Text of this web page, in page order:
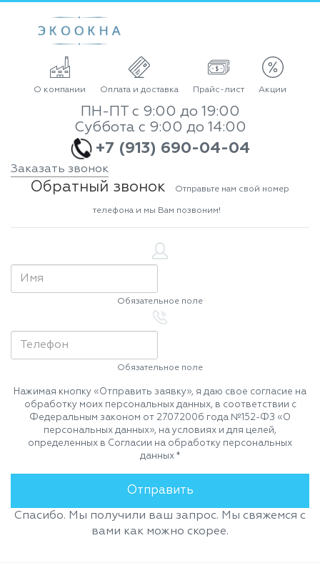
О компании Оплата и доставка Прайс-лист Акции
ПН-ПТ с 9:00 до 19:00
Суббота с 9:00 до 14:00
+7 (913) 690-04-04
Заказать звонок
Обратный звонок Отправьте нам свой номер
телефона и мы Вам позвоним!
Обязательное поле
Обязательное поле
Нажимая кнопку «Отправить заявку», я даю свое согласие на
обработку моих персональных данных, в соответствии с
Федеральным законом от 27.07.2006 года №152-ФЗ «О
персональных данных», на условиях и для целей,
определенных в Согласии на обработку персональных
данных *
Спасибо. Мы получили ваш запрос. Мы свяжемся с
вами как можно скорее.